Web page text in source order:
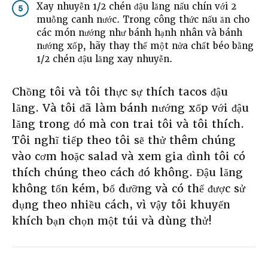
5
Xay nhuyễn 1/2 chén đậu lăng nấu chín với 2
muỗng canh nước. Trong công thức nấu ăn cho
các món nướng như bánh hạnh nhân và bánh
nướng xốp, hãy thay thế một nửa chất béo bằng
1/2 chén đậu lăng xay nhuyễn.
Chồng tôi và tôi thực sự thích tacos đậu
lăng. Và tôi đã làm bánh nướng xốp với đậu
lăng trong đó mà con trai tôi và tôi thích.
Tôi nghĩ tiếp theo tôi sẽ thử thêm chúng
vào cơm hoặc salad và xem gia đình tôi có
thích chúng theo cách đó không. Đậu lăng
không tốn kém, bổ dưỡng và có thể được sử
dụng theo nhiều cách, vì vậy tôi khuyến
khích bạn chọn một túi và dùng thử!